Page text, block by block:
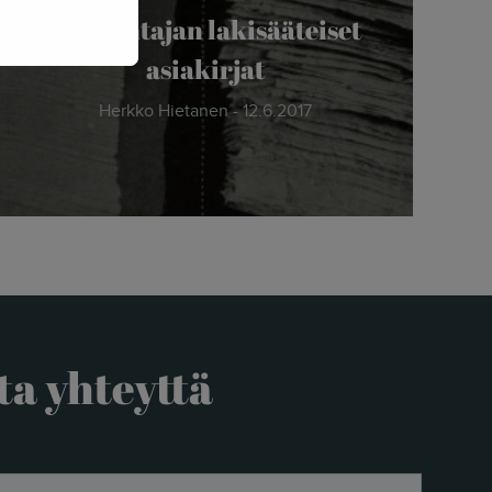
Työnantajan lakisääteiset
asiakirjat
Herkko Hietanen - 12.6.2017
yhteyttä